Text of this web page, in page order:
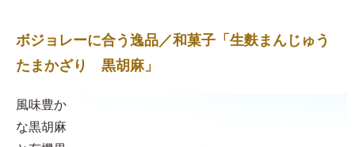
ボジョレーに合う逸品／和菓子「生麩まんじゅう
たまかざり 黒胡麻」
風味豊か
な黒胡麻